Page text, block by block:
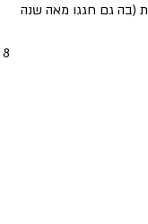
(בה גם חגגו מאה שנה
8